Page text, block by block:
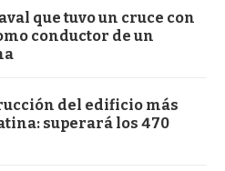
que tuvo un cruce con
conductor de un
del edificio más
superará los 470